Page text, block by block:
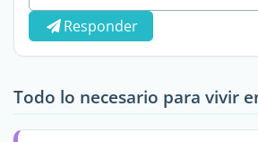
Responder
Todo lo necesario para vivir